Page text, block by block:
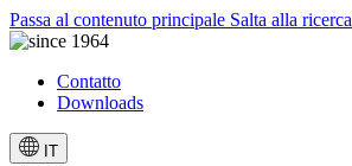
Passa al contenuto principale Salta alla ricerca
Contatto
Downloads
IT